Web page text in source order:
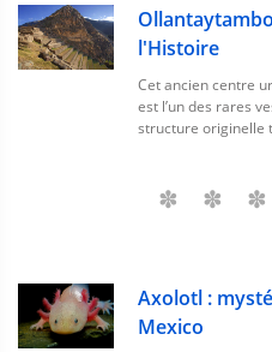
l'Histoire
Cet ancien centre
est l’un des rares
structure originelle
Axolotl :
Mexico